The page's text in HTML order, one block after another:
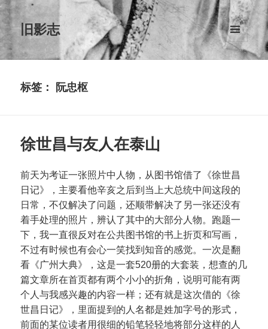
旧影志
菜单和
挂件
标签： 阮忠枢
徐世昌与友人在泰山
前天为考证一张照片中人物，从图书馆借了《徐世昌
日记》，主要看他辛亥之后到当上大总统中间这段的
日常，不仅解决了问题，还顺带解决了另一张还没有
着手处理的照片，辨认了其中的大部分人物。跑题一
下，我一直很反对在公共图书馆的书上折页和写画，
不过有时候也有会心一笑找到知音的感觉。一次是翻
看《广州大典》，这是一套520册的大套装，想查的几
篇文章所在首页都有两个小小的折角，说明可能有两
个人与我感兴趣的内容一样；还有就是这次借的《徐
世昌日记》，里面提到的人名都是姓加字号的形式，
前面的某位读者用很细的铅笔轻轻地将部分这样的人